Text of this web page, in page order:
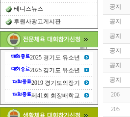
테니스뉴스
후원사광고게시판
2025 경기도 유소년
2025 경기도 유소년
2019 경기도의장기
제41회 회장배학교
공지
공지
공지
공지
공지
공지
206
205